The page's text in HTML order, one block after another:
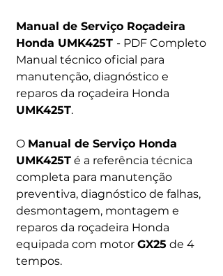
Manual de Serviço Roçadeira
Honda UMK425T - PDF Completo
Manual técnico oficial para
manutenção, diagnóstico e
reparos da roçadeira Honda
UMK425T.
O Manual de Serviço Honda
UMK425T é a referência técnica
completa para manutenção
preventiva, diagnóstico de falhas,
desmontagem, montagem e
reparos da roçadeira Honda
equipada com motor GX25 de 4
tempos.